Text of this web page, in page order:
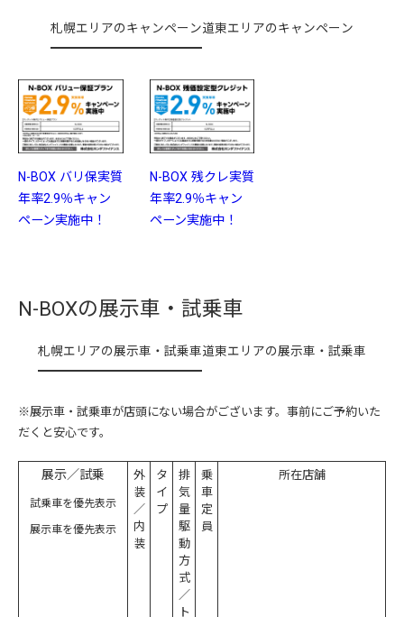
札幌エリアのキャンペーン道東エリアのキャンペーン
N-BOX バリ保実質
年率2.9％キャン
ペーン実施中！
N-BOX 残クレ実質
年率2.9％キャン
ペーン実施中！
N-BOXの展示車・試乗車
札幌エリアの展示車・試乗車道東エリアの展示車・試乗車
※展示車・試乗車が店頭にない場合がございます。事前にご予約いた
だくと安心です。
展示／試乗
試乗車を優先表示
展示車を優先表示
外
装
／
内
装
タ
イ
プ
排
気
量
駆
動
方
式
／
ト
乗
車
定
員
所在店舗